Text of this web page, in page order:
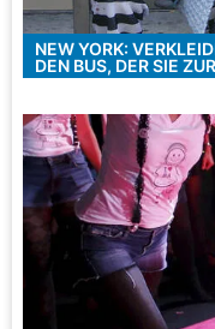
NEW YORK:
DEN BUS, DER SIE